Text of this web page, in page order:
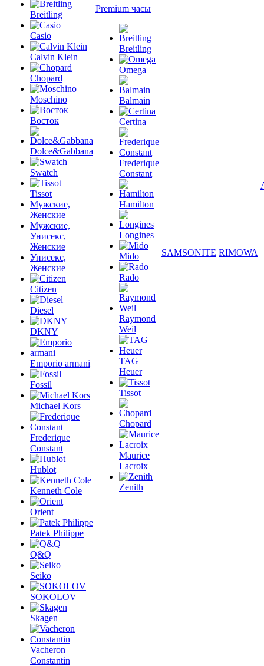
Breitling
Casio
Calvin Klein
Chopard
Moschino
Восток
Dolce&Gabbana
Swatch
Tissot
Мужские,
Женские
Мужские,
Унисекс,
Женские
Унисекс,
Женские
Citizen
Diesel
DKNY
Emporio armani
Fossil
Michael Kors
Frederique
Constant
Hublot
Kenneth Cole
Orient
Patek Philippe
Q&Q
Seiko
SOKOLOV
Skagen
Vacheron
Constantin
Premium часы
Breitling
Omega
Balmain
Certina
Frederique
Constant
Hamilton
Longines
Mido
Rado
Raymond
Weil
TAG
Heuer
Tissot
Chopard
Maurice
Lacroix
Zenith
SAMSONITE RIMOWA